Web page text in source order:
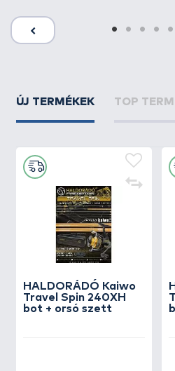
ÚJ TERMÉKEK TOP
HALDORÁDÓ Kaiwo
Travel Spin 240XH
bot + orsó szett